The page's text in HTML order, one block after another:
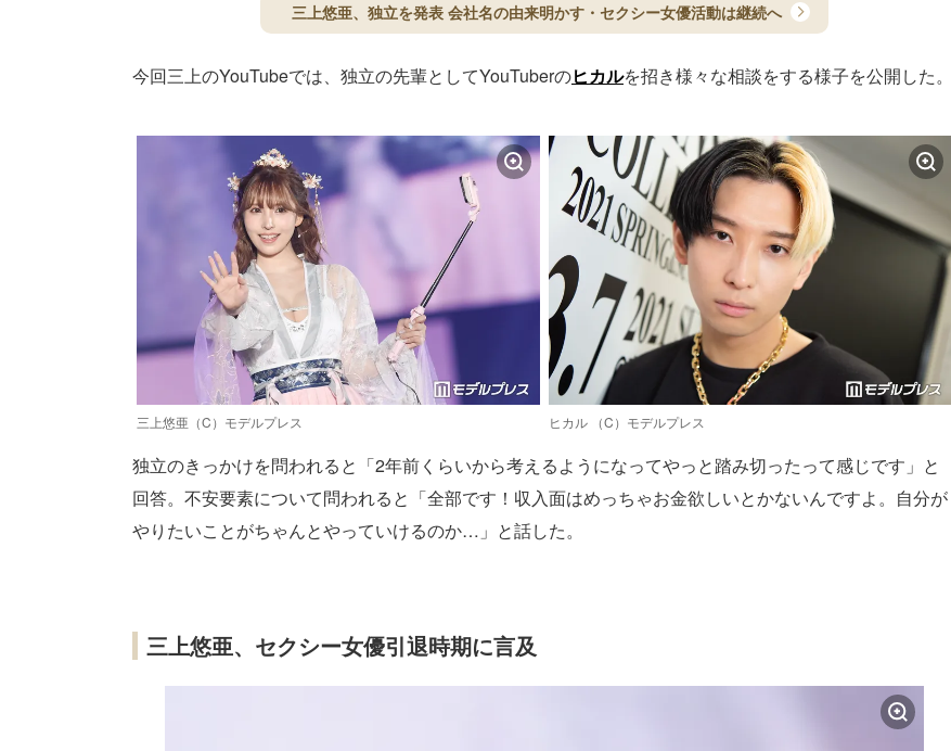
三上悠亜、独立を発表 会社名の由来明かす・セクシー女優活動は継続へ
今回三上のYouTubeでは、独立の先輩としてYouTuberのヒカルを招き様々な相談をする様子を公開した。
三上悠亜（C）モデルプレス ヒカル （C）モデルプレス
独立のきっかけを問われると「2年前くらいから考えるようになってやっと踏み切ったって感じです」と
回答。不安要素について問われると「全部です！収入面はめっちゃお金欲しいとかないんですよ。自分が
やりたいことがちゃんとやっていけるのか…」と話した。
三上悠亜、セクシー女優引退時期に言及